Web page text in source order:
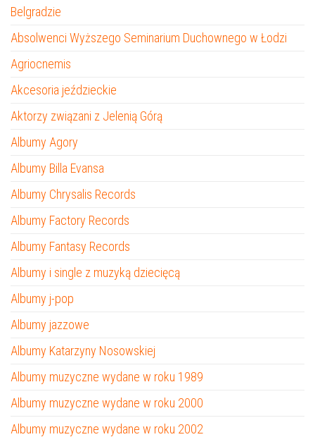
Belgradzie
Absolwenci Wyższego Seminarium Duchownego w Łodzi
Agriocnemis
Akcesoria jeździeckie
Aktorzy związani z Jelenią Górą
Albumy Agory
Albumy Billa Evansa
Albumy Chrysalis Records
Albumy Factory Records
Albumy Fantasy Records
Albumy i single z muzyką dziecięcą
Albumy j-pop
Albumy jazzowe
Albumy Katarzyny Nosowskiej
Albumy muzyczne wydane w roku 1989
Albumy muzyczne wydane w roku 2000
Albumy muzyczne wydane w roku 2002